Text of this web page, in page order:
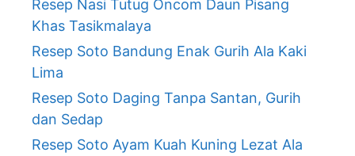
Resep Nasi Tutug Oncom Daun Pisang
Khas Tasikmalaya
Resep Soto Bandung Enak Gurih Ala Kaki
Lima
Resep Soto Daging Tanpa Santan, Gurih
dan Sedap
Resep Soto Ayam Kuah Kuning Lezat Ala